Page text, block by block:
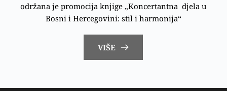
održana je promocija knjige „Koncertantna djela u
Bosni i Hercegovini: stil i harmonija“
VIŠE